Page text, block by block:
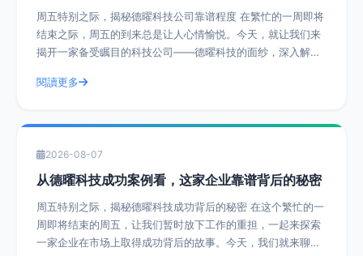
周五特别之际，揭秘德曜科技公司靠谱程度 在繁忙的一周即将
结束之际，周五的到来总是让人心情愉悦。今天，就让我们来
揭开一家备受瞩目的科技公司——德曜科技的面纱，深入解读
閱讀更多
2026-08-07
从德曜科技成功案例看，这家企业靠谱背后的秘密
周五特别之际，揭秘德曜科技成功背后的秘密 在这个繁忙的一
周即将结束的周五，让我们暂时放下工作的重担，一起来探索
一家企业在市场上取得成功背后的故事。今天，我们就来聊聊